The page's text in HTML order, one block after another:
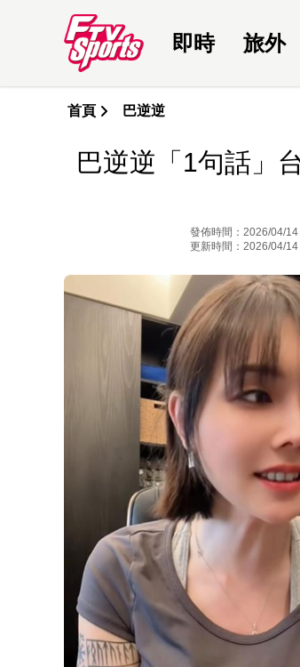
即時 旅外
首頁 巴逆逆
巴逆逆「1句話」
發佈時間：2026/04/14
更新時間：2026/04/14